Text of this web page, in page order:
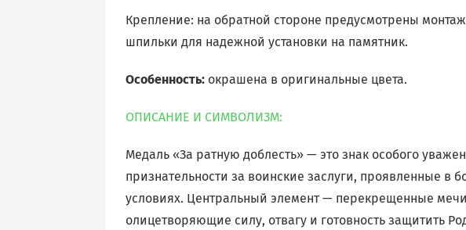
Крепление: на обратной стороне предусмотрены
шпильки для надежной установки на памятник.
Особенность: окрашена в оригинальные цвета.
ОПИСАНИЕ И СИМВОЛИЗМ:
Медаль «За ратную доблесть» — это знак особого
признательности за воинские заслуги, проявленные в
условиях. Центральный элемент — перекрещенные
олицетворяющие силу, отвагу и готовность защитить